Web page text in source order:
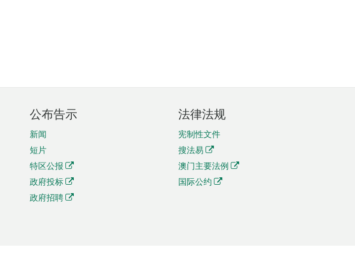
公布告示
新闻
短片
特区公报
政府投标
政府招聘
法律法规
宪制性文件
搜法易
澳门主要法例
国际公约